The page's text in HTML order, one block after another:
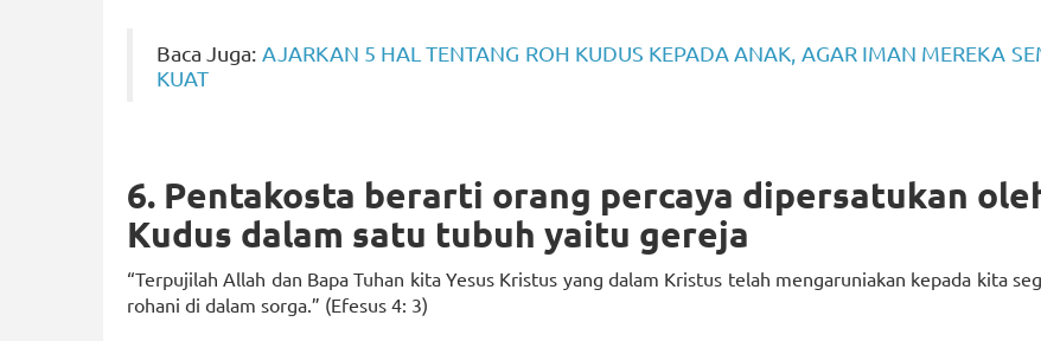
Baca Juga: AJARKAN 5 HAL TENTANG ROH KUDUS KEPADA ANAK, AGAR IMAN MEREKA
KUAT
6. Pentakosta berarti orang percaya dipersatukan
Kudus dalam satu tubuh yaitu gereja
“Terpujilah Allah dan Bapa Tuhan kita Yesus Kristus yang dalam Kristus telah mengaruniakan kepada kita
rohani di dalam sorga.” (Efesus 4: 3)